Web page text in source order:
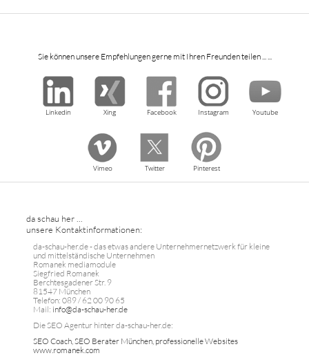
Sie können unsere Empfehlungen gerne mit Ihren Freunden teilen ... ...
Linkedin Xing Facebook Instagram Youtube
Vimeo Twitter Pinterest
da schau her ...
unsere Kontaktinformationen:
da-schau-her.de - das etwas andere Unternehmernetzwerk für kleine
und mittelständische Unternehmen
Romanek mediamodule
Siegfried Romanek
Berchtesgadener Str. 9
81547 München
Telefon: 089 / 62 00 90 65
Mail: info@da-schau-her.de
Die SEO Agentur hinter da-schau-her.de:
SEO Coach, SEO Berater München, professionelle Websites
www.romanek.com